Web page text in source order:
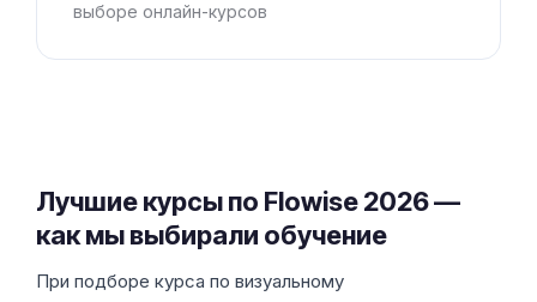
выборе онлайн-курсов
Лучшие курсы по Flowise 2026 —
как мы выбирали обучение
При подборе курса по визуальному